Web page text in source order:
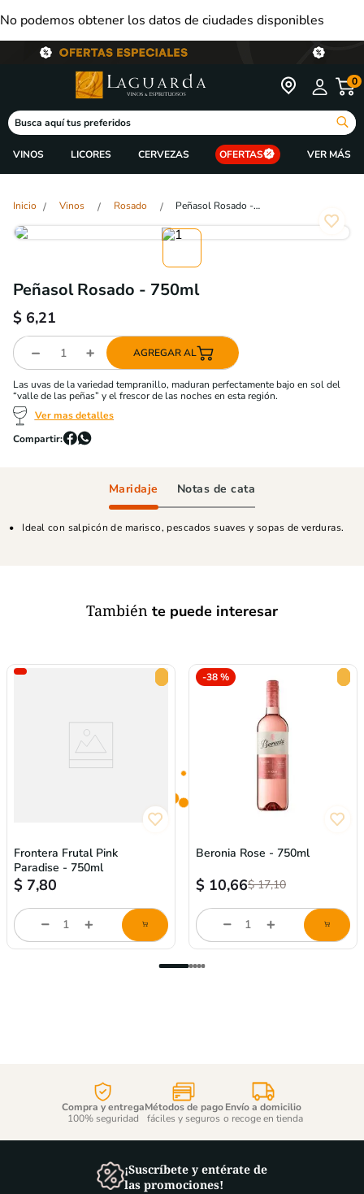
No podemos obtener los datos de ciudades disponibles
0
Busca aquí tus preferidos
VINOS LICORES CERVEZAS OFERTAS
Vinos Rosado Peñasol Rosado - 750ml
Peñasol Rosado - 750ml
$ 6,21
AGREGAR AL
Las uvas de la variedad tempranillo, maduran perfectamente bajo en sol del
“valle de las peñas” y el frescor de las noches en esta región.
Ver mas detalles
Maridaje Notas de cata
Ideal con salpicón de marisco, pescados suaves y sopas de verduras.
También te puede interesar
Frontera Frutal Pink
Paradise - 750ml
$ 7,80
Cantidad
producto
-38 %
Beronia Rose - 750ml
$17,10
$ 10,66
Cantidad
producto
Compra y entrega
100% seguridad
Métodos de pago
fáciles y seguros
Envío a domicilio
o recoge en tienda
¡Suscríbete y entérate de
las promociones!